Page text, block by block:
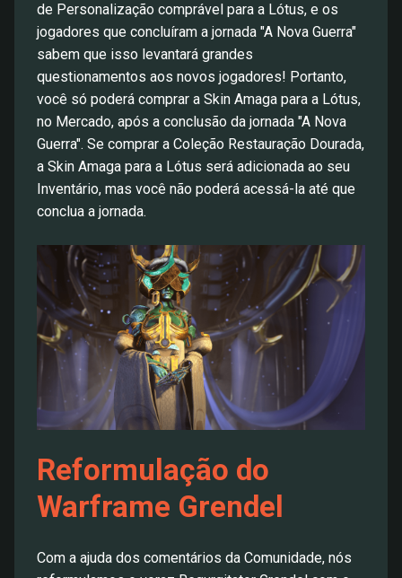
de Personalização comprável para a Lótus, e os
jogadores que concluíram a jornada "A Nova Guerra"
sabem que isso levantará grandes
questionamentos aos novos jogadores! Portanto,
você só poderá comprar a Skin Amaga para a Lótus,
no Mercado, após a conclusão da jornada "A Nova
Guerra". Se comprar a Coleção Restauração Dourada,
a Skin Amaga para a Lótus será adicionada ao seu
Inventário, mas você não poderá acessá-la até que
conclua a jornada.
Reformulação do
Warframe Grendel
Com a ajuda dos comentários da Comunidade, nós